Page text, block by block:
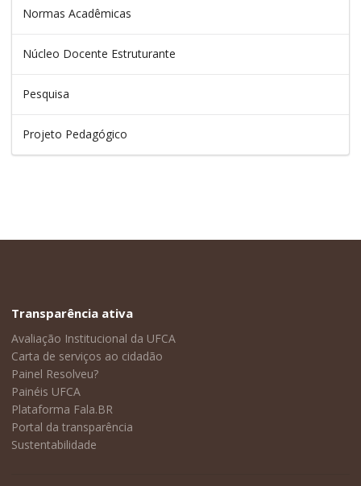
Normas Acadêmicas
Núcleo Docente Estruturante
Pesquisa
Projeto Pedagógico
Transparência ativa
Avaliação Institucional da UFCA
Carta de serviços ao cidadão
Painel Resolveu?
Painéis UFCA
Plataforma Fala.BR
Portal da transparência
Sustentabilidade